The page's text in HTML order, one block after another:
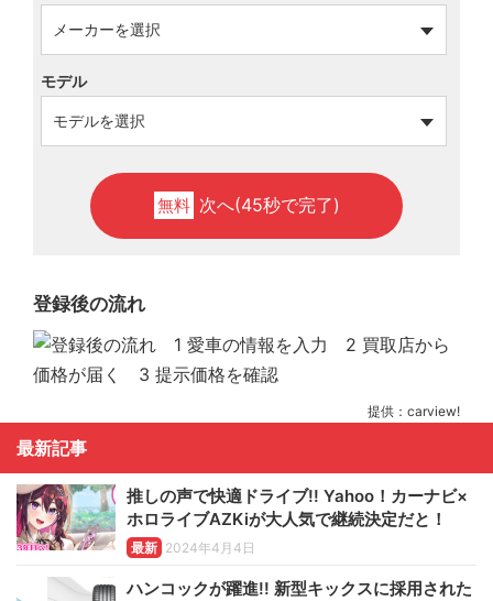
モデル
無料 次へ(45秒で完了)
登録後の流れ
提供：carview!
最新記事
推しの声で快適ドライブ!! Yahoo！カーナビ×
ホロライブAZKiが大人気で継続決定だと！
最新 2024年4月4日
ハンコックが躍進!! 新型キックスに採用された